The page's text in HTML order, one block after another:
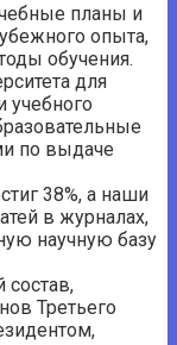
планы и
опыта,
обучения.
для
учебного
по выдаче
38%, а наши
в журналах,
научную базу
Третьего